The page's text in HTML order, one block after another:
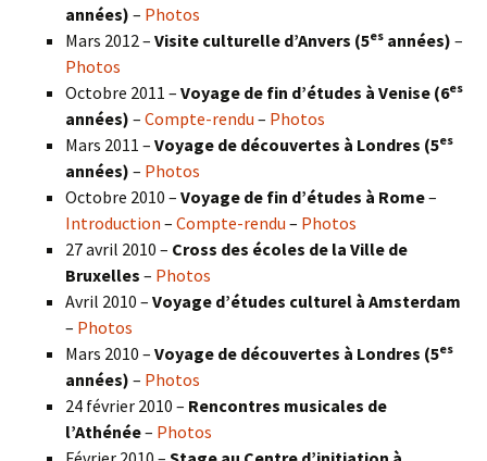
années) – Photos
Mars 2012 – Visite culturelle d’Anvers (5es années) –
Photos
Octobre 2011 – Voyage de fin d’études à Venise (6es
années) – Compte-rendu – Photos
Mars 2011 – Voyage de découvertes à Londres (5es
années) – Photos
Octobre 2010 – Voyage de fin d’études à Rome–
Introduction – Compte-rendu – Photos
27 avril 2010 – Cross des écoles de la Ville de
Bruxelles – Photos
Avril 2010 – Voyage d’études culturel à Amsterdam
– Photos
Mars 2010 – Voyage de découvertes à Londres (5es
années) – Photos
24 février 2010 – Rencontres musicales de
l’Athénée– Photos